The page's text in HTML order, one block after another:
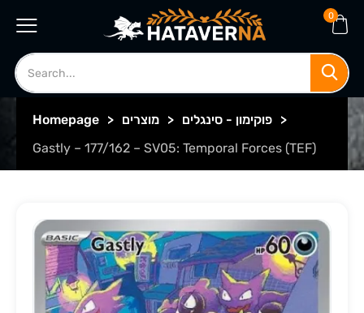
0
Homepage > מוצרים > פוקימון - סינגלים >
Gastly – 177/162 – SV05: Temporal Forces (TEF)